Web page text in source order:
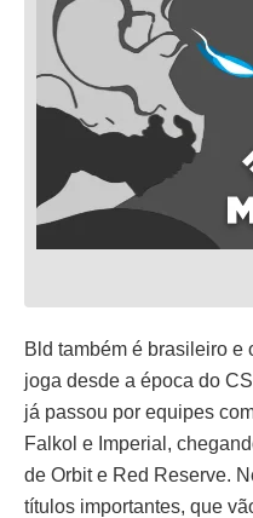
Bld também é brasileiro e
joga desde a época do
já passou por equipes
Falkol e Imperial,
de Orbit e Red Reserve.
títulos importantes, que